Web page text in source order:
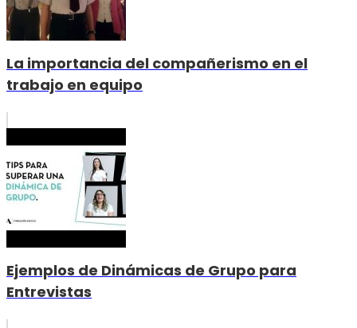
La importancia del compañerismo en el
trabajo en equipo
Ejemplos de Dinámicas de Grupo para
Entrevistas